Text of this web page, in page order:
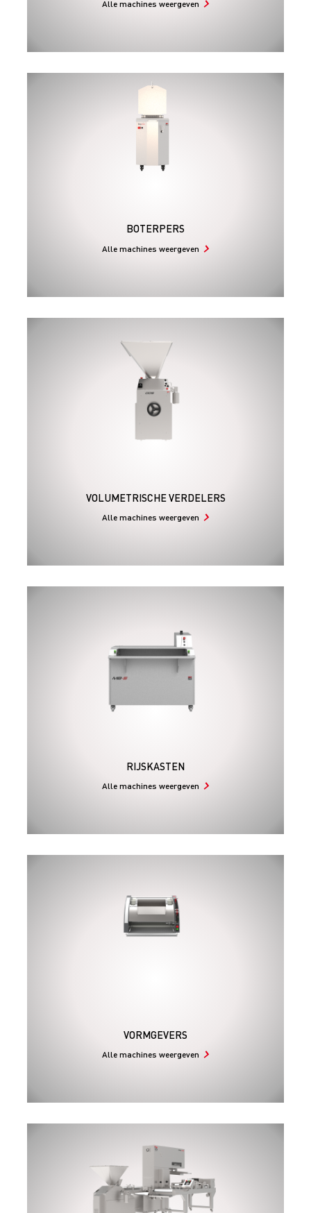
Alle machines weergeven
BOTERPERS
Alle machines weergeven
VOLUMETRISCHE VERDELERS
Alle machines weergeven
RIJSKASTEN
Alle machines weergeven
VORMGEVERS
Alle machines weergeven